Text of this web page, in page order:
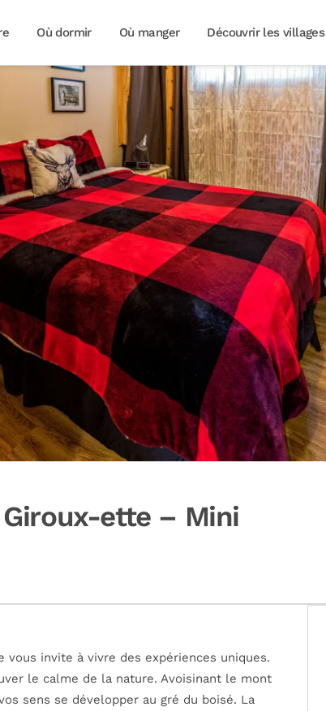
Où dormir Où manger Découvrir les villages
ette – Mini
invite à vivre des expériences uniques.
le calme de la nature. Avoisinant le mont
sens se développer au gré du boisé. La